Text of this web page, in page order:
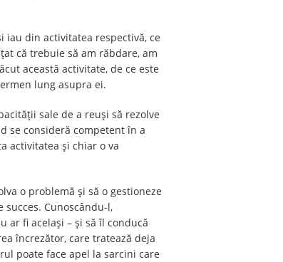
din activitatea respectivă, ce
că trebuie să am răbdare, am
această activitate, de ce este
lung asupra ei.
sale de a reuși să rezolve
se consideră competent în a
activitatea și chiar o va
o problemă și să o gestioneze
Cunoscându-l,
ar fi același – și să îl conducă
încrezător, care tratează deja
poate face apel la sarcini care